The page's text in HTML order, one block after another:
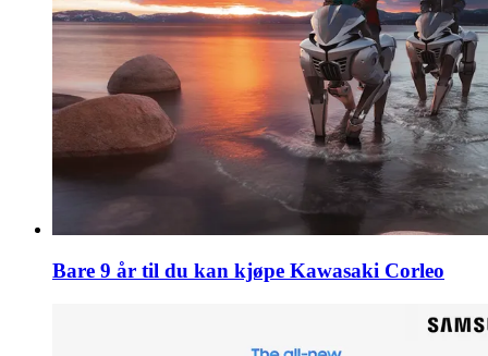
Bare 9 år til du kan kjøpe Kawasaki Corleo